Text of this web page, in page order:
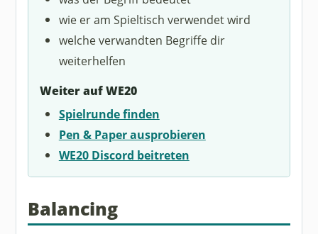
wie er am Spieltisch verwendet wird
welche verwandten Begriffe dir
weiterhelfen
Weiter auf WE20
Spielrunde finden
Pen & Paper ausprobieren
WE20 Discord beitreten
Balancing